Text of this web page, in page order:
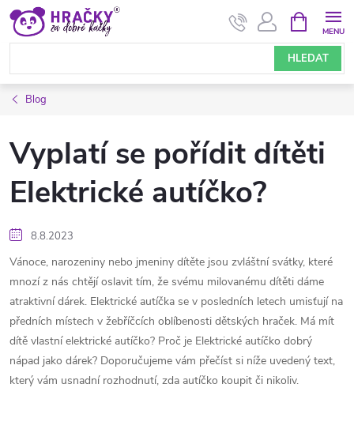
Přejít
obsah
HLEDAT
NÁKUPNÍ
KOŠÍK
Blog
Vyplatí se pořídit dítěti
Elektrické autíčko?
8.8.2023
Vánoce, narozeniny nebo jmeniny dítěte jsou zvláštní svátky, které
mnozí z nás chtějí oslavit tím, že svému milovanému dítěti dáme
atraktivní dárek. Elektrické autíčka se v posledních letech umisťují na
předních místech v žebříčcích oblíbenosti dětských hraček. Má mít
dítě vlastní elektrické autíčko? Proč je Elektrické autíčko dobrý
nápad jako dárek? Doporučujeme vám přečíst si níže uvedený text,
který vám usnadní rozhodnutí, zda autíčko koupit či nikoliv.